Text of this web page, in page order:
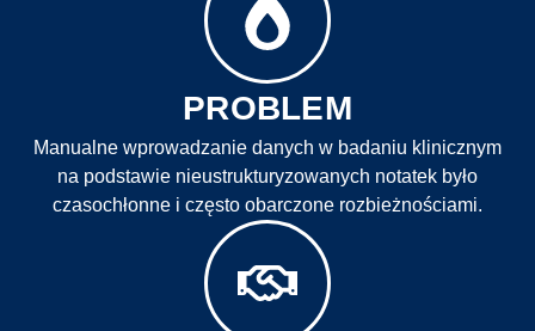
PROBLEM
Manualne wprowadzanie danych w badaniu klinicznym
na podstawie nieustrukturyzowanych notatek było
czasochłonne i często obarczone rozbieżnościami.